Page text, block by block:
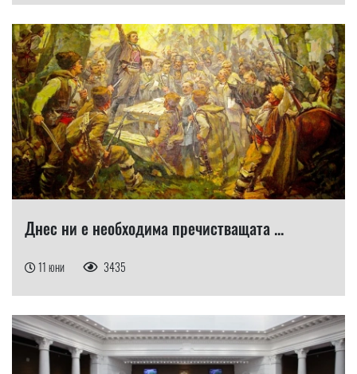
Днес ни е необходима пречистващата ...
11 юни 3435